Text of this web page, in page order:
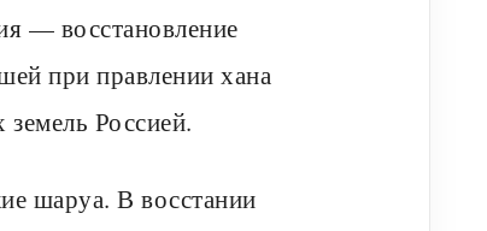
— восстановление
при правлении хана
Россией.
шаруа. В восстании